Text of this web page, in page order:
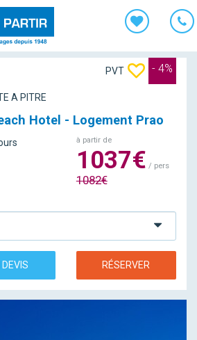
PVT - 4%
A PITRE
Hotel - Logement Prao
à partir de
1037€ / pers
1082€
RÉSERVER